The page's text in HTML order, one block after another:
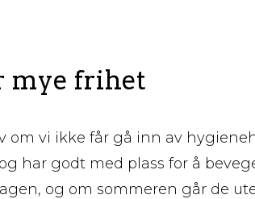
mye frihet
om vi ikke får gå inn av
har godt med plass for å
og om sommeren går de